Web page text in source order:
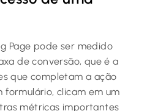
Page pode ser medido
de conversão, que é a
que completam a ação
clicam em um
métricas importantes